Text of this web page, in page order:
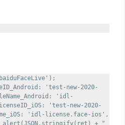
'test-new-2020-
'idl-
'test-new-2020-
'idl-license.face-ios',
+ "